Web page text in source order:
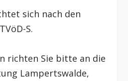
sich nach den
S.
richten Sie bitte an die
Lampertswalde,